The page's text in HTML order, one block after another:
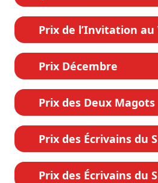
Prix de l’Invitation au
Prix Décembre
Prix des Deux Magots
Prix des Écrivains du
Prix des Écrivains du